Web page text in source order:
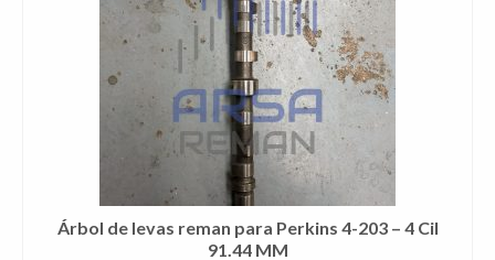
Árbol de levas reman para Perkins 4-203 – 4 Cil
91.44 MM